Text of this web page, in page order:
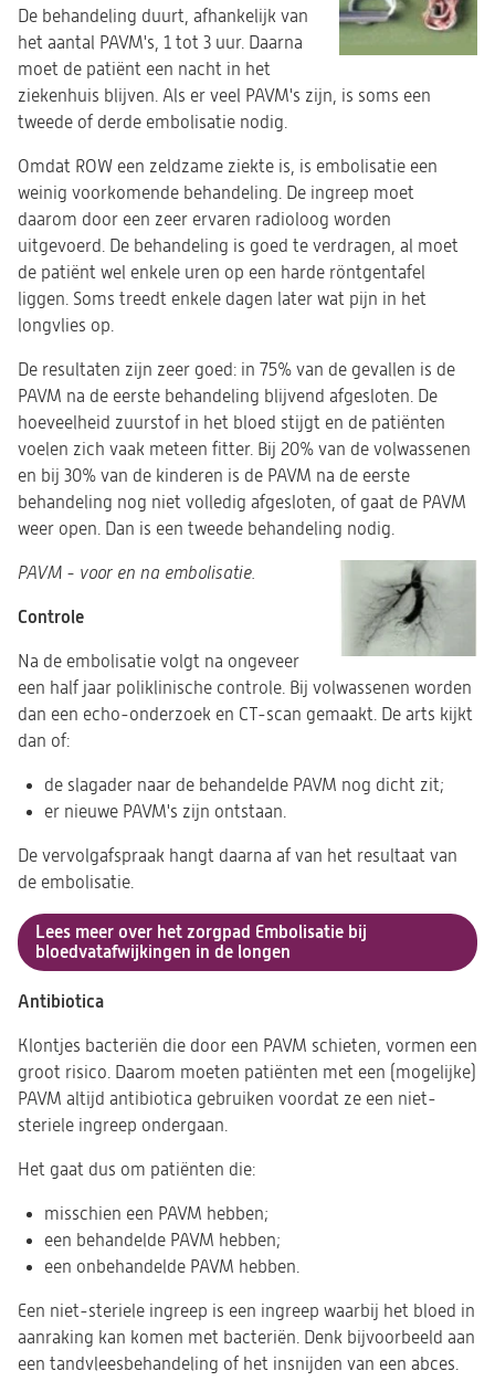
De behandeling duurt, afhankelijk van
het aantal PAVM's, 1 tot 3 uur. Daarna
moet de patiënt een nacht in het
ziekenhuis blijven. Als er veel PAVM's zijn, is soms een
tweede of derde embolisatie nodig.
Omdat ROW een zeldzame ziekte is, is embolisatie een
weinig voorkomende behandeling. De ingreep moet
daarom door een zeer ervaren radioloog worden
uitgevoerd. De behandeling is goed te verdragen, al moet
de patiënt wel enkele uren op een harde röntgentafel
liggen. Soms treedt enkele dagen later wat pijn in het
longvlies op.
De resultaten zijn zeer goed: in 75% van de gevallen is de
PAVM na de eerste behandeling blijvend afgesloten. De
hoeveelheid zuurstof in het bloed stijgt en de patiënten
voelen zich vaak meteen fitter. Bij 20% van de volwassenen
en bij 30% van de kinderen is de PAVM na de eerste
behandeling nog niet volledig afgesloten, of gaat de PAVM
weer open. Dan is een tweede behandeling nodig.
PAVM - voor en na embolisatie.
Controle
Na de embolisatie volgt na ongeveer
een half jaar poliklinische controle. Bij volwassenen worden
dan een echo-onderzoek en CT-scan gemaakt. De arts kijkt
dan of:
de slagader naar de behandelde PAVM nog dicht zit;
er nieuwe PAVM's zijn ontstaan.
De vervolgafspraak hangt daarna af van het resultaat van
de embolisatie.
Lees meer over het zorgpad Embolisatie bij
bloedvatafwijkingen in de longen
Antibiotica
Klontjes bacteriën die door een PAVM schieten, vormen een
groot risico. Daarom moeten patiënten met een (mogelijke)
PAVM altijd antibiotica gebruiken voordat ze een niet-
steriele ingreep ondergaan.
Het gaat dus om patiënten die:
misschien een PAVM hebben;
een behandelde PAVM hebben;
een onbehandelde PAVM hebben.
Een niet-steriele ingreep is een ingreep waarbij het bloed in
aanraking kan komen met bacteriën. Denk bijvoorbeeld aan
een tandvleesbehandeling of het insnijden van een abces.